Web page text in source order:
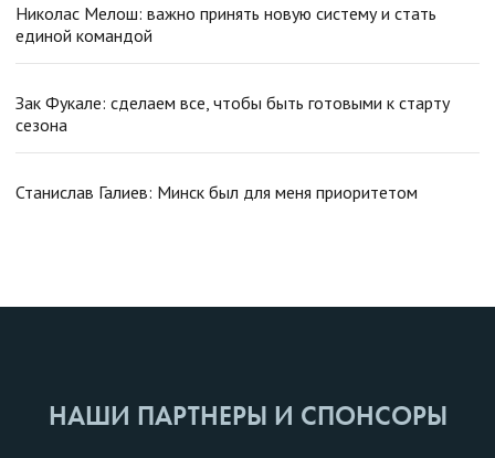
Николас Мелош: важно принять новую систему и стать
единой командой
Зак Фукале: сделаем все, чтобы быть готовыми к старту
сезона
Станислав Галиев: Минск был для меня приоритетом
НАШИ ПАРТНЕРЫ И СПОНСОРЫ